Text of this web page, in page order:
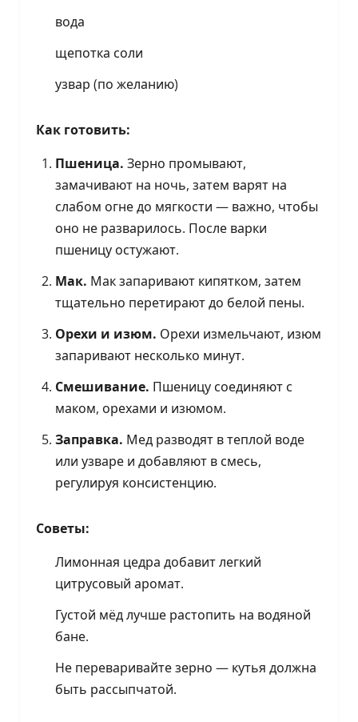
вода
щепотка соли
узвар (по желанию)
Как готовить:
Пшеница. Зерно промывают,
замачивают на ночь, затем варят на
слабом огне до мягкости — важно, чтобы
оно не разварилось. После варки
пшеницу остужают.
Мак. Мак запаривают кипятком, затем
тщательно перетирают до белой пены.
Орехи и изюм. Орехи измельчают, изюм
запаривают несколько минут.
Смешивание. Пшеницу соединяют с
маком, орехами и изюмом.
Заправка. Мед разводят в теплой воде
или узваре и добавляют в смесь,
регулируя консистенцию.
Советы:
Лимонная цедра добавит легкий
цитрусовый аромат.
Густой мёд лучше растопить на водяной
бане.
Не переваривайте зерно — кутья должна
быть рассыпчатой.